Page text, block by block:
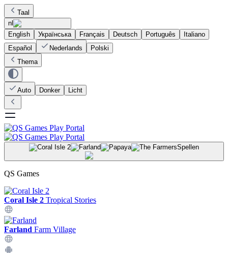
Taal
nl
English
Українська Français Deutsch Português
Italiano
Español
Nederlands
Polski
Thema
Auto Donker Licht
Spellen
QS Games
Coral Isle 2 Tropical Stories
Farland Farm Village